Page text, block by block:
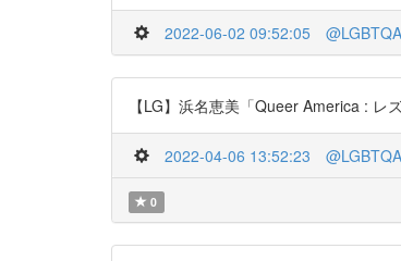
2022-06-02 09:52:05
【LG】浜名恵美「Queer America :
2022-04-06 13:52:23
0